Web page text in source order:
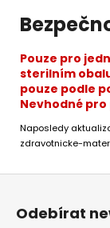
Pouze pro
sterilním
pouze podle
Nevhodné
Naposledy
zdravotnicke-
Z
Odebírat